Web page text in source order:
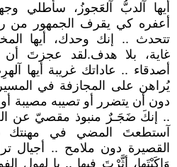
أيها آلدبُّ آلعَجوزُ، سأطلي
أعفره كي يقرف الجمهور من
تتحدث .. إنك وحدك، أيها
غاية، بلا هدف.لقد عجزتَ أن
أصدقاء .. عاداتك غريبة أيها
يُراهن على المجازفة في
دون أن يتضرر أو تصيبه مصيبة
.. إنكَ ضَجَـرٌ منبوذ مقصيّ عن
آستطعتَ المضي في مهنتك
القصيرة دون ملامح .. أجيال
وَاكَبْتَها، أثَّرْتَ فيها .. يا لهول